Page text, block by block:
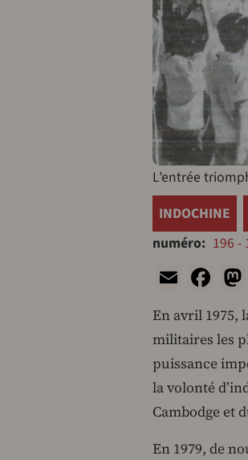
L’entrée
INDOCHINE
numéro
196 -
Email
En avril 1975,
militaires les
puissance
la volonté
Cambodge et
En 1979, de